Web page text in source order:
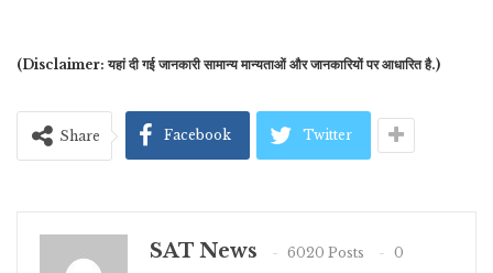
(Disclaimer: यहां दी गई जानकारी सामान्य मान्यताओं और जानकारियों पर आधारित है.)
Share Facebook Twitter
SAT News 6020 Posts
0